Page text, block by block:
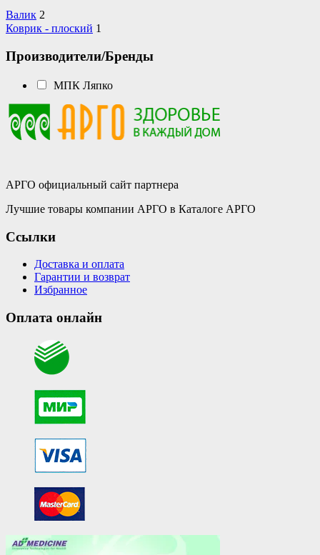
Валик 2
Коврик - плоский 1
Производители/Бренды
МПК Ляпко
АРГО официальный сайт партнера
Лучшие товары компании АРГО в Каталоге АРГО
Ссылки
Доставка и оплата
Гарантии и возврат
Избранное
Оплата онлайн